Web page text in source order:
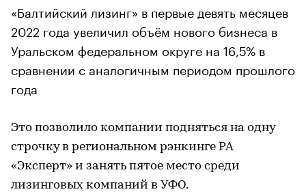
«Балтийский лизинг» в первые девять месяцев
2022 года увеличил объём нового бизнеса в
Уральском федеральном округе на 16,5% в
сравнении с аналогичным периодом прошлого
года
Это позволило компании подняться на одну
строчку в региональном рэнкинге РА
«Эксперт» и занять пятое место среди
лизинговых компаний в УФО.